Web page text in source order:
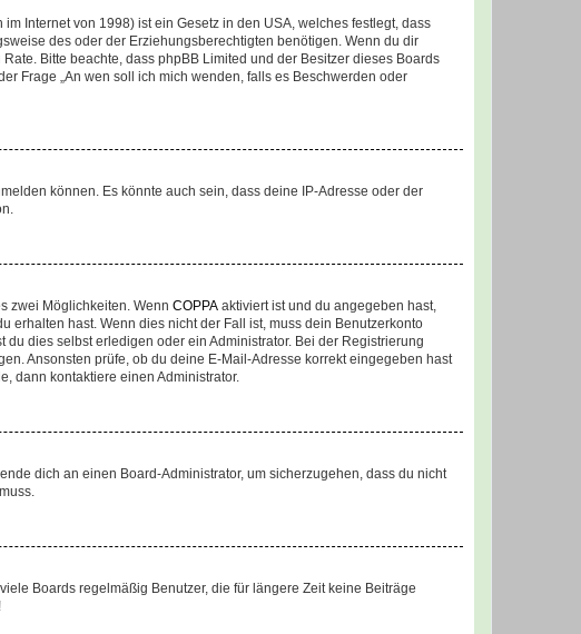
Internet von 1998) ist ein Gesetz in den USA, welches festlegt, dass
des oder der Erziehungsberechtigten benötigen. Wenn du dir
Bitte beachte, dass phpBB Limited und der Besitzer dieses Boards
Frage „An wen soll ich mich wenden, falls es Beschwerden oder
können. Es könnte auch sein, dass deine IP-Adresse oder der
zwei Möglichkeiten. Wenn COPPA aktiviert ist und du angegeben hast,
erhalten hast. Wenn dies nicht der Fall ist, muss dein Benutzerkonto
dies selbst erledigen oder ein Administrator. Bei der Registrierung
Ansonsten prüfe, ob du deine E-Mail-Adresse korrekt eingegeben hast
dann kontaktiere einen Administrator.
dich an einen Board-Administrator, um sicherzugehen, dass du nicht
Boards regelmäßig Benutzer, die für längere Zeit keine Beiträge